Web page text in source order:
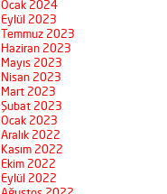
Ocak 2024
Eylül 2023
Temmuz 2023
Haziran 2023
Mayıs 2023
Nisan 2023
Mart 2023
Şubat 2023
Ocak 2023
Aralık 2022
Kasım 2022
Ekim 2022
Eylül 2022